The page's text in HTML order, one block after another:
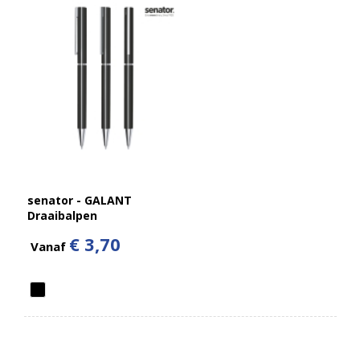
senator - GALANT
Draaibalpen
Vanaf € 3,70